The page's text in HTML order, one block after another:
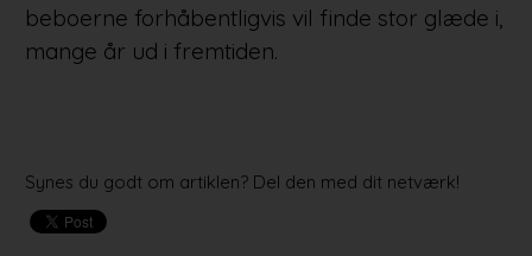
beboerne forhåbentligvis vil finde stor glæde i,
mange år ud i fremtiden.
Synes du godt om artiklen? Del den med dit netværk!